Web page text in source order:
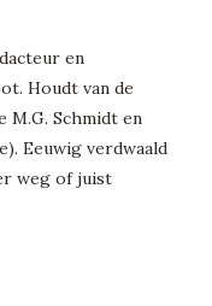
en
Houdt van de
M.G. Schmidt en
Eeuwig verdwaald
weg of juist